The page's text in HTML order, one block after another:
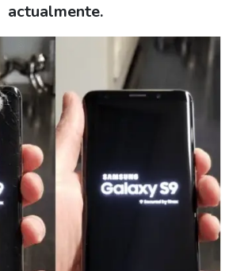
actualmente.